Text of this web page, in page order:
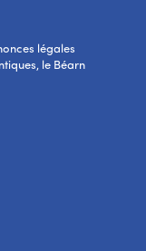
légales
le Béarn